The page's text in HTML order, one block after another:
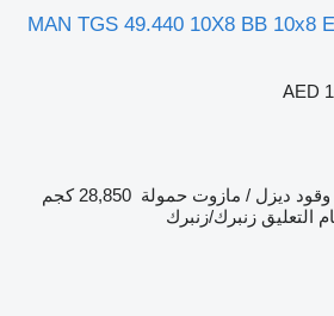
MAN TGS 49.440 10X8 BB 10x8
AED
وقود ديزل / مازوت حمولة 28,850 كجم
التعليق زنبرك/زنبرك